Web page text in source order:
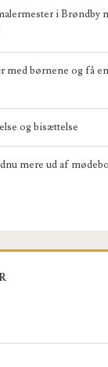
i Brøndby
med børnene og få
og bisættelse
mere ud af